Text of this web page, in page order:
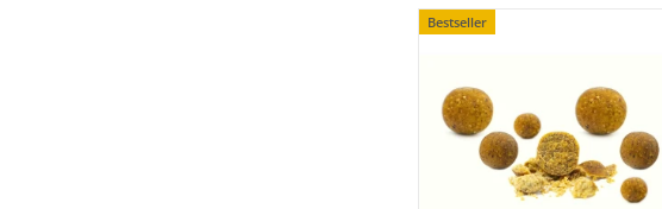
Bestseller